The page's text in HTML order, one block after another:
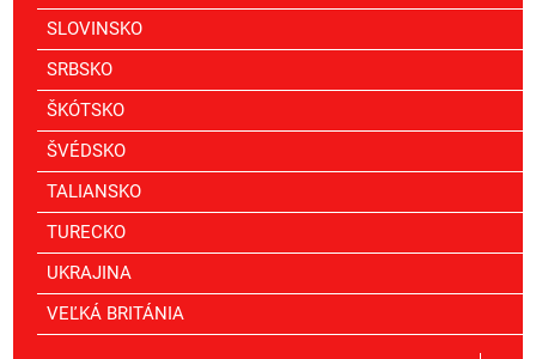
SLOVINSKO
SRBSKO
ŠKÓTSKO
ŠVÉDSKO
TALIANSKO
TURECKO
UKRAJINA
VEĽKÁ BRITÁNIA